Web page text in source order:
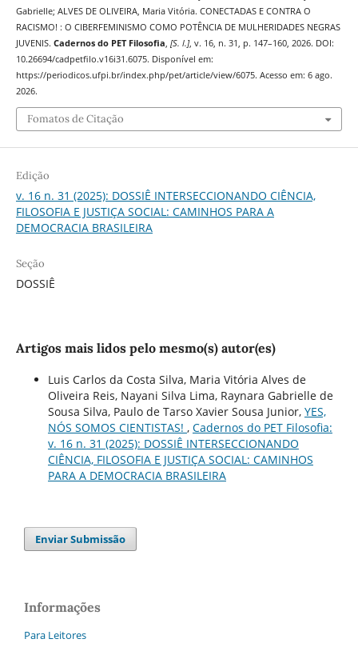
Gabrielle; ALVES DE OLIVEIRA, Maria Vitória. CONECTADAS E CONTRA O
RACISMO! : O CIBERFEMINISMO COMO POTÊNCIA DE MULHERIDADES NEGRAS
JUVENIS. Cadernos do PET Filosofia, [S. l.], v. 16, n. 31, p. 147–160, 2026. DOI:
10.26694/cadpetfilo.v16i31.6075. Disponível em:
https://periodicos.ufpi.br/index.php/pet/article/view/6075. Acesso em: 6 ago.
2026.
Fomatos de Citação
Edição
v. 16 n. 31 (2025): DOSSIÊ INTERSECCIONANDO CIÊNCIA,
FILOSOFIA E JUSTIÇA SOCIAL: CAMINHOS PARA A
DEMOCRACIA BRASILEIRA
Seção
DOSSIÊ
Artigos mais lidos pelo mesmo(s) autor(es)
Luis Carlos da Costa Silva, Maria Vitória Alves de
Oliveira Reis, Nayani Silva Lima, Raynara Gabrielle de
Sousa Silva, Paulo de Tarso Xavier Sousa Junior, YES,
NÓS SOMOS CIENTISTAS! , Cadernos do PET Filosofia:
v. 16 n. 31 (2025): DOSSIÊ INTERSECCIONANDO
CIÊNCIA, FILOSOFIA E JUSTIÇA SOCIAL: CAMINHOS
PARA A DEMOCRACIA BRASILEIRA
Enviar Submissão
Informações
Para Leitores